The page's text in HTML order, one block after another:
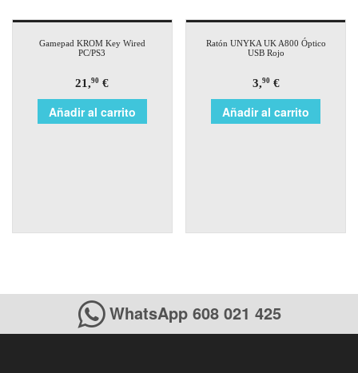
Gamepad KROM Key Wired
PC/PS3
21,90 €
Añadir al carrito
Ratón UNYKA UK A800 Óptico
USB Rojo
3,90€
Añadir al carrito
WhatsApp 608 021 425